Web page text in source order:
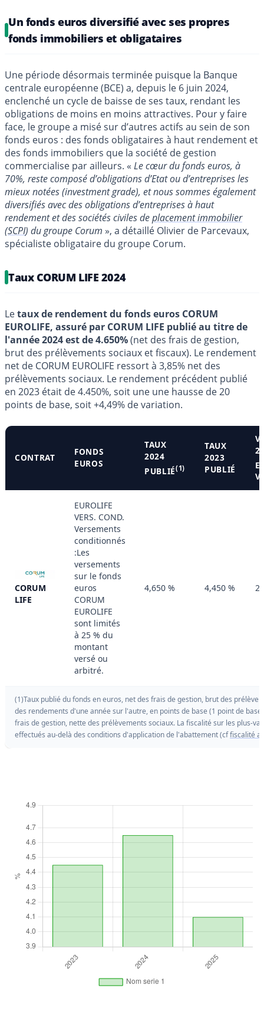
Un fonds euros diversifié avec ses propres
fonds immobiliers et obligataires
Une période désormais terminée puisque la Banque
centrale européenne (BCE) a, depuis le 6 juin 2024,
enclenché un cycle de baisse de ses taux, rendant les
obligations de moins en moins attractives. Pour y faire
face, le groupe a misé sur d’autres actifs au sein de son
fonds euros : des fonds obligataires à haut rendement et
des fonds immobiliers que la société de gestion
commercialise par ailleurs. « Le cœur du fonds euros, à
70%, reste composé d’obligations d’Etat ou d’entreprises les
mieux notées (investment grade), et nous sommes également
diversifiés avec des obligations d’entreprises à haut
rendement et des sociétés civiles deplacement immobilier
(SCPI) du groupe Corum », a détaillé Olivier de Parcevaux,
spécialiste obligataire du groupe Corum.
Taux CORUM LIFE 2024
Letaux de rendement du fonds euros CORUM
EUROLIFE, assuré par CORUM LIFE publié au titre de
l'année 2024 est de 4.650%(net des frais de gestion,
brut des prélèvements sociaux et fiscaux). Le rendement
net de CORUM EUROLIFE ressort à 3,85% net des
prélèvements sociaux. Le rendement précédent publié
en 2023 était de 4.450%, soit une une hausse de 20
points de base, soit +4,49% de variation.
CONTRAT
FONDS
EUROS
TAUX
2024
PUBLIÉ(1)
TAUX
2023
PUBLIÉ
CORUM
LIFE
EUROLIFE
VERS. COND.
Versements
conditionnés
:Les
versements
sur le fonds
euros
CORUM
EUROLIFE
sont limités
à 25 % du
montant
versé ou
arbitré.
4,650 % 4,450 %
(1)Taux publié du fonds en euros, net des frais de gestion, brut des
des rendements d'une année sur l'autre, en points de base (1 point de
frais de gestion, nette des prélèvements sociaux. La fiscalité sur les plus-
effectués au-delà des conditions d'application de l'abattement (cffiscalité